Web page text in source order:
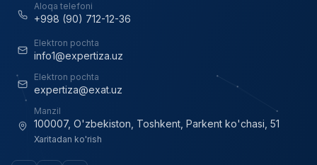
Aloqa telefoni
+998 (90) 712-12-36
Elektron pochta
info1@expertiza.uz
Elektron pochta
expertiza@exat.uz
Manzil
100007, O'zbekiston, Toshkent, Parkent ko'chasi, 51
Xaritadan ko'rish